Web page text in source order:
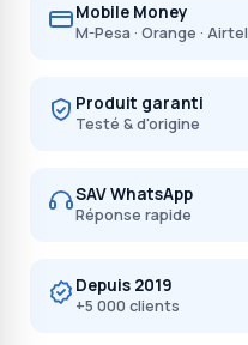
Mobile Money
M-Pesa · Orange · Airtel
Produit garanti
Testé & d'origine
SAV WhatsApp
Réponse rapide
Depuis 2019
+5 000 clients